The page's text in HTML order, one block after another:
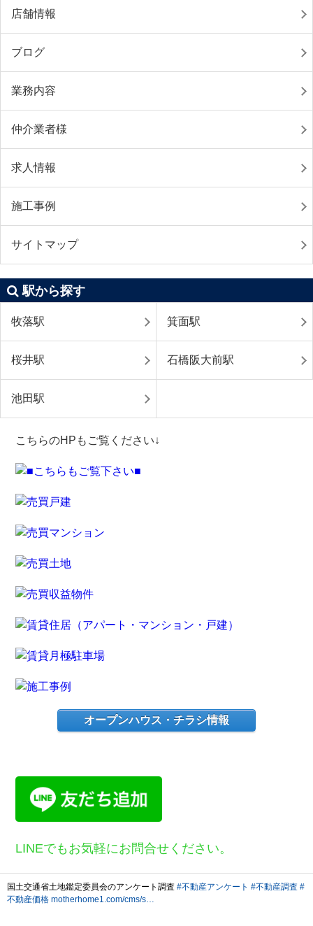
店舗情報
ブログ
業務内容
仲介業者様
求人情報
施工事例
サイトマップ
駅から探す
牧落駅 箕面駅
桜井駅 石橋阪大前駅
池田駅
こちらのHPもご覧ください↓
オープンハウス・チラシ情報
LINEでもお気軽にお問合せください。